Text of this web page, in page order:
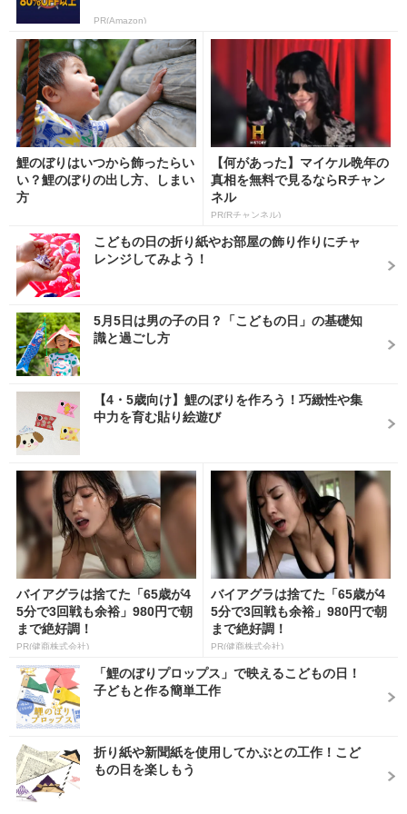
PR(Amazon)
鯉のぼりはいつから飾ったらい
い？鯉のぼりの出し方、しまい
方
【何があった】マイケル晩年の
真相を無料で見るならRチャン
ネル
PR(Rチャンネル)
こどもの日の折り紙やお部屋の飾り作りにチャ
レンジしてみよう！
5月5日は男の子の日？「こどもの日」の基礎知
識と過ごし方
【4・5歳向け】鯉のぼりを作ろう！巧緻性や集
中力を育む貼り絵遊び
バイアグラは捨てた「65歳が4
5分で3回戦も余裕」980円で朝
まで絶好調！
PR(健商株式会社)
バイアグラは捨てた「65歳が4
5分で3回戦も余裕」980円で朝
まで絶好調！
PR(健商株式会社)
「鯉のぼりプロップス」で映えるこどもの日！
子どもと作る簡単工作
折り紙や新聞紙を使用してかぶとの工作！こど
もの日を楽しもう